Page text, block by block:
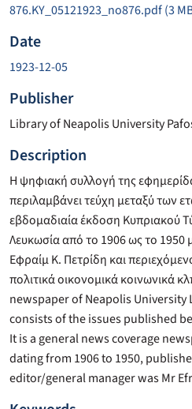
876.KY_05121923_no876.pdf(3
Date
1923-12-05
Publisher
Library of Neapolis University
Description
Η ψηφιακή συλλογή της
περιλαμβάνει τεύχη μεταξύ των
εβδομαδιαία έκδοση Κυπριακού
Λευκωσία από το 1906 ως το 1950
Εφραίμ Κ. Πετρίδη και
πολιτικά οικονομικά κοινωνικά
newspaper of Neapolis
consists of the issues published
It is a general news coverage
dating from 1906 to 1950,
editor/general manager was Mr